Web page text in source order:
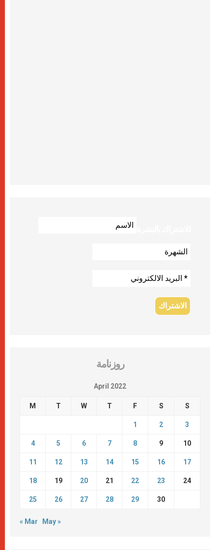
روزنامة
April 2022
M T W T F S S
1 2 3
4 5 6 7 8 9 10
11 12 13 14 15 16 17
18 19 20 21 22 23 24
25 26 27 28 29 30
« Mar May »